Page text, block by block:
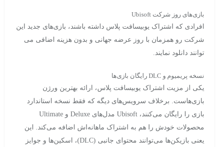
بازی‌های روز شرکت Ubisoft
افرادی که اشتراک یوبیسافت پلاس داشته باشند، بازی‌های جدید این
شرکت رو همزمان با روز عرضه جهانی و بدون هزینه اضافی می
توانند دانلود نمایند.
نسخه پریمیوم و DLC رایگان بازی‌ها
یکی از مزیت‌ اشتراک یوبیسافت پلاس، ارائه بهترین ورژن
بازی‌هاست. برخلاف سرویس‌های دیگه که فقط نسخه استاندارد
بازی را رایگان می‌کنند، Ubisoft مدل‌های Deluxe و Ultimate
محصولات خودش را هم به اشتراک ماهانه‌اش اضافه می‌کند. این
یعنی بازیکن‌ها می‌توانند محتوای جانبی (DLC)، اسکین‌ها و جوایز